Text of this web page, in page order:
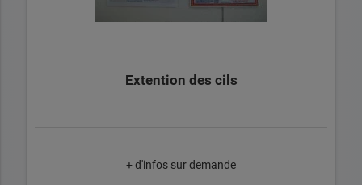
Extention des cils
+ d'infos sur demande